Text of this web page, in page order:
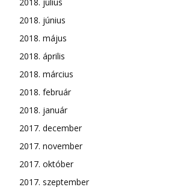
2018. június
2018. május
2018. április
2018. március
2018. február
2018. január
2017. december
2017. november
2017. október
2017. szeptember